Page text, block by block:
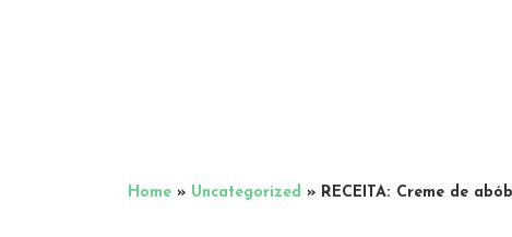
Home » Uncategorized » RECEITA: Creme de